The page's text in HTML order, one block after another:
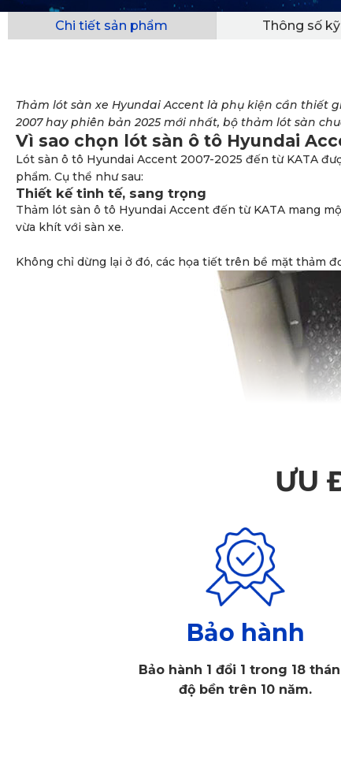
Chi tiết sản phẩm Thông số
Thảm lót sàn xe Hyundai Accent là phụ kiện cần thiết
2007 hay phiên bản 2025 mới nhất, bộ thảm lót sàn
Vì sao chọn lót sàn ô tô Hyundai
Lót sàn ô tô Hyundai Accent 2007-2025 đến từ KATA
phẩm. Cụ thể như sau:
Thiết kế tinh tế, sang trọng
Thảm lót sàn ô tô Hyundai Accent đến từ KATA mang
vừa khít với sàn xe.
Không chỉ dừng lại ở đó, các họa tiết trên bề mặt thảm
ƯU
Bảo hành
Bảo hành 1 đổi 1 trong 18
độ bền trên 10 năm.